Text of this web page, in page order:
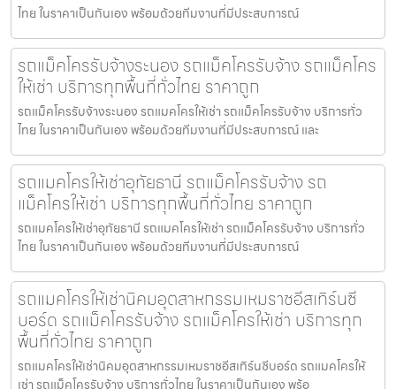
ไทย ในราคาเป็นกันเอง พร้อมด้วยทีมงานที่มีประสบการณ์
รถแม็คโครรับจ้างระนอง รถแม็คโครรับจ้าง รถแม็คโคร
ให้เช่า บริการทุกพื้นที่ทั่วไทย ราคาถูก
รถแม็คโครรับจ้างระนอง รถแมคโครให้เช่า รถแม็คโครรับจ้าง บริการทั่ว
ไทย ในราคาเป็นกันเอง พร้อมด้วยทีมงานที่มีประสบการณ์ และ
รถแมคโครให้เช่าอุทัยธานี รถแม็คโครรับจ้าง รถ
แม็คโครให้เช่า บริการทุกพื้นที่ทั่วไทย ราคาถูก
รถแมคโครให้เช่าอุทัยธานี รถแมคโครให้เช่า รถแม็คโครรับจ้าง บริการทั่ว
ไทย ในราคาเป็นกันเอง พร้อมด้วยทีมงานที่มีประสบการณ์
รถแมคโครให้เช่านิคมอุตสาหกรรมเหมราชอีสเทิร์นซี
บอร์ด รถแม็คโครรับจ้าง รถแม็คโครให้เช่า บริการทุก
พื้นที่ทั่วไทย ราคาถูก
รถแมคโครให้เช่านิคมอุตสาหกรรมเหมราชอีสเทิร์นซีบอร์ด รถแมคโครให้
เช่า รถแม็คโครรับจ้าง บริการทั่วไทย ในราคาเป็นกันเอง พร้อ